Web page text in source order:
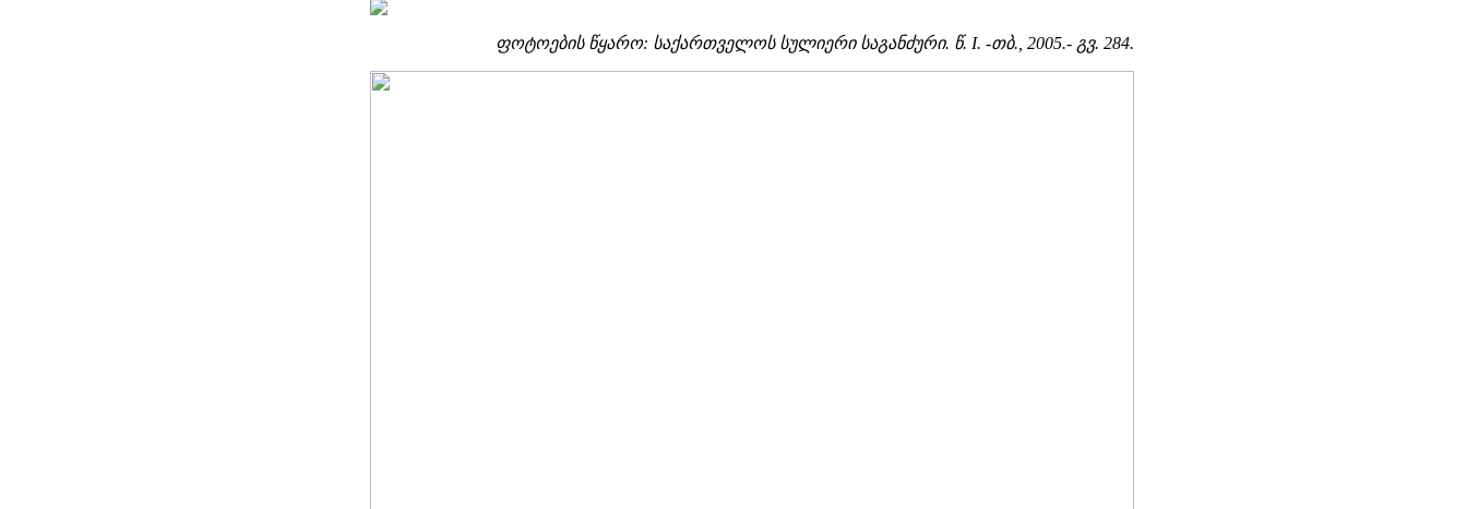
ფოტოების წყარო: საქართველოს სულიერი საგანძური. წ. I. -თბ., 2005.- გვ. 284.